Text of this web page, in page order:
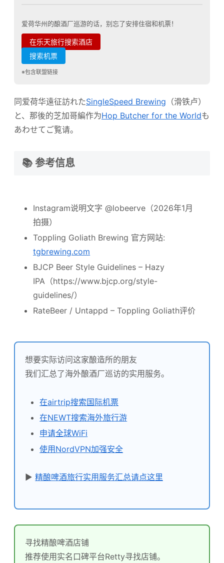
爱荷华州的酿酒厂巡游的话，别忘了安排住宿和机票！
在乐天旅行搜索酒店
搜索机票
※包含联盟链接
同爱荷华遠征訪れたSingleSpeed Brewing （滑铁卢）
と、那後的芝加哥編作为Hop Butcher for the Worldも
あわせてご覧请。
📚 参考信息
Instagram说明文字 @lobeerve（2026年1月
拍摄）
Toppling Goliath Brewing 官方网站:
tgbrewing.com
BJCP Beer Style Guidelines – Hazy
IPA（https://www.bjcp.org/style-
guidelines/）
RateBeer / Untappd – Toppling Goliath评价
想要实际访问这家酿造所的朋友
我们汇总了海外酿酒厂巡访的实用服务。
在airtrip搜索国际机票
在NEWT搜索海外旅行游
申请全球WiFi
使用NordVPN加强安全
▶ 精酿啤酒旅行实用服务汇总请点这里
寻找精酿啤酒店铺
推荐使用实名口碑平台Retty寻找店铺。